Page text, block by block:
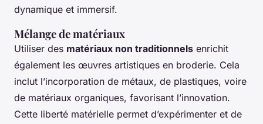
dynamique et immersif.
Mélange de matériaux
Utiliser des matériaux non traditionnels enrichit
également les œuvres artistiques en broderie. Cela
inclut l’incorporation de métaux, de plastiques, voire
de matériaux organiques, favorisant l’innovation.
Cette liberté matérielle permet d’expérimenter et de